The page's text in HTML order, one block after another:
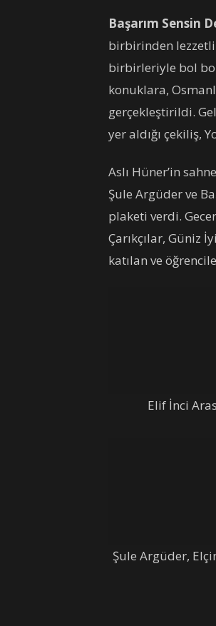
Başarım Sensin
birbirinden lezzetli
birbirleriyle bol
konuklara,
gerçekleştirildi.
yer aldığı çekiliş,
Aslı Hüner’in
Şule Argüder ve
plaketi verdi.
Çarıkçılar, Güniz
katılan ve
Elif İnci Aras
Şule Argüder,